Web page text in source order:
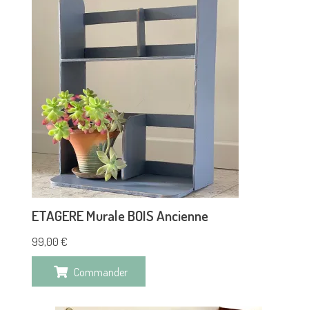
ETAGERE Murale BOIS Ancienne
99,00 €
Commander